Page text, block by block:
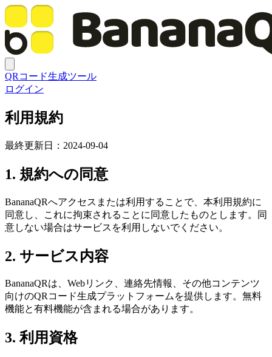
QRコード生成ツール
ログイン
利用規約
最終更新日：2024-09-04
1. 規約への同意
BananaQRへアクセスまたは利用することで、本利用規約に
同意し、これに拘束されることに同意したものとします。同
意しない場合はサービスを利用しないでください。
2. サービス内容
BananaQRは、Webリンク、連絡先情報、その他コンテンツ
向けのQRコード生成プラットフォームを提供します。無料
機能と有料機能が含まれる場合があります。
3. 利用資格